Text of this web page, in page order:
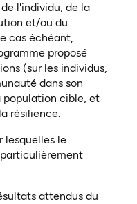
l'individu, de la
et/ou du
cas échéant,
proposé
(sur les individus,
dans son
population cible, et
résilience.
lesquelles le
attendus du